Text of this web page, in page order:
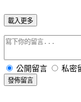
載入更多
公開留言 私密
發佈留言